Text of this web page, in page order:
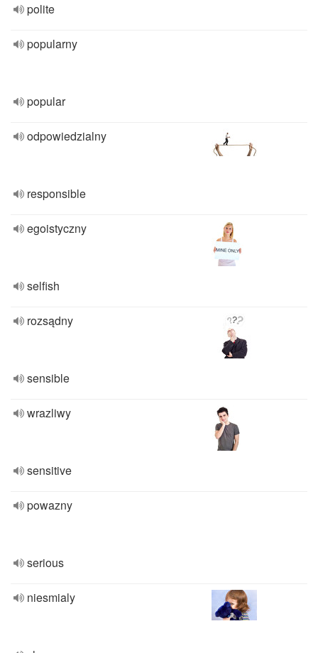
polite
popularny
popular
odpowiedzialny
responsible
egoistyczny
selfish
rozsądny
sensible
wrazliwy
sensitive
powazny
serious
niesmialy